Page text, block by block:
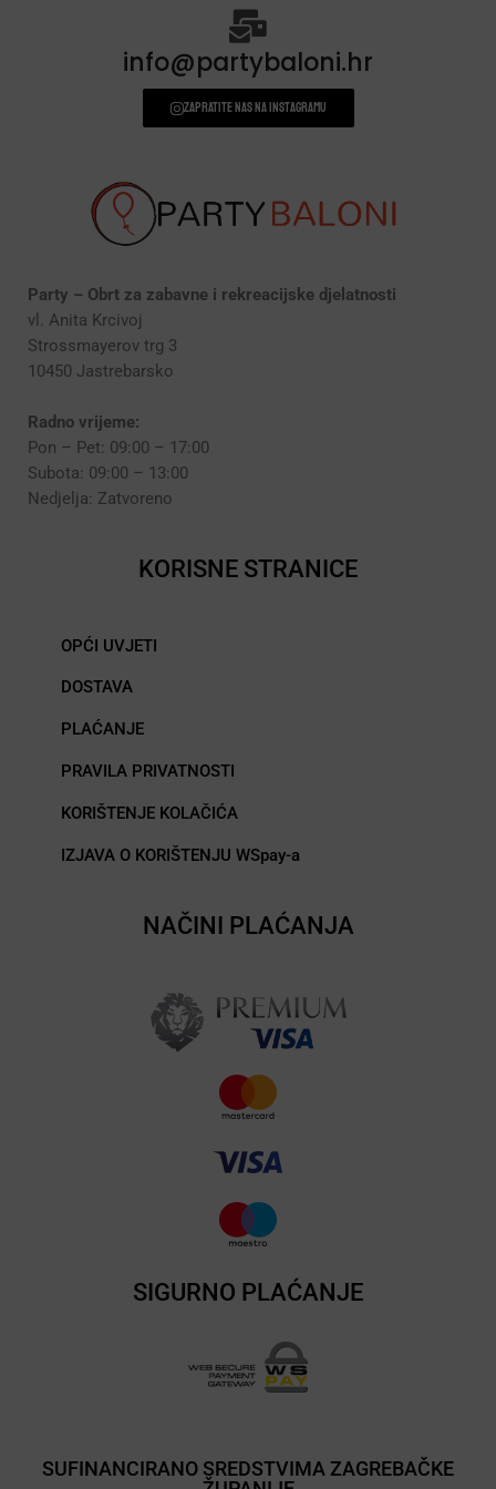
DODACI ZA PROSLAVE (190)
info@partybaloni.hr
Zapratite nas na instagramu
Party – Obrt za zabavne i rekreacijske djelatnosti
vl. Anita Krcivoj
Strossmayerov trg 3
10450 Jastrebarsko
Radno vrijeme:
Pon – Pet: 09:00 – 17:00
Subota: 09:00 – 13:00
Nedjelja: Zatvoreno
KORISNE STRANICE
OPĆI UVJETI
DOSTAVA
PLAĆANJE
PRAVILA PRIVATNOSTI
KORIŠTENJE KOLAČIĆA
IZJAVA O KORIŠTENJU WSpay-a
NAČINI PLAĆANJA
SIGURNO PLAĆANJE
SUFINANCIRANO SREDSTVIMA ZAGREBAČKE